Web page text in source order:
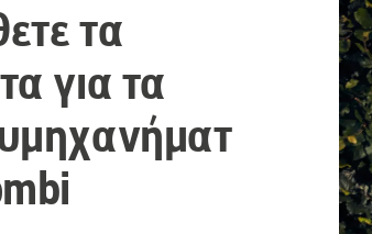
τα
για τα